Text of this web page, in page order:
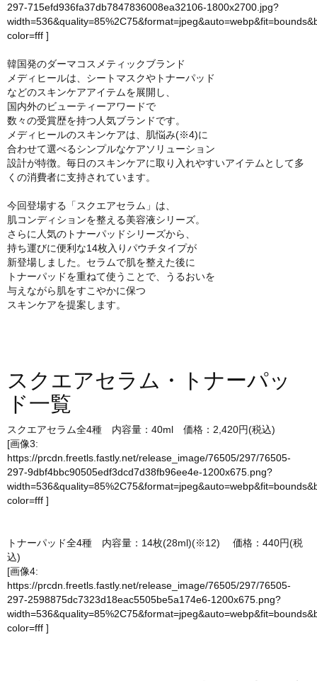
297-715efd936fa37db7847836008ea32106-1800x2700.jpg?
color=fff ]
韓国発のダーマコスメティックブランド
メディヒールは、シートマスクやトナーパッド
などのスキンケアアイテムを展開し、
国内外のビューティーアワードで
数々の受賞歴を持つ人気ブランドです。
メディヒールのスキンケアは、肌悩み(※4)に
合わせて選べるシンプルなケアソリューション
設計が特徴。毎日のスキンケアに取り入れやすいアイテムとして多
くの消費者に支持されています。
今回登場する「スクエアセラム」は、
肌コンディションを整える美容液シリーズ。
さらに人気のトナーパッドシリーズから、
持ち運びに便利な14枚入りパウチタイプが
新登場しました。セラムで肌を整えた後に
トナーパッドを重ねて使うことで、うるおいを
与えながら肌をすこやかに保つ
スキンケアを提案します。
スクエアセラム・トナーパッ
ド一覧
スクエアセラム全4種 内容量：40ml 価格：2,420円(税込)
[画像3:
https://prcdn.freetls.fastly.net/release_image/76505/297/76505-
297-9dbf4bbc90505edf3dcd7d38fb96ee4e-1200x675.png?
color=fff ]
トナーパッド全4種 内容量：14枚(28ml)(※12) 価格：440円(税
込)
[画像4:
https://prcdn.freetls.fastly.net/release_image/76505/297/76505-
297-2598875dc7323d18eac5505be5a174e6-1200x675.png?
color=fff ]